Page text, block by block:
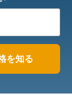
を知る